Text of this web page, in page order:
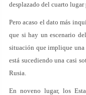
desplazado del cuarto lugar
Pero acaso el dato más
que si hay un escenario
situación que implique una
está sucediendo una casi
Rusia.
En noveno lugar, los